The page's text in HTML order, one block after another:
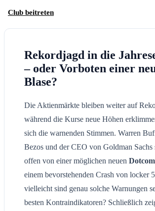
Club beitreten
Rekordjagd in die
– oder Vorboten einer
Blase?
Die Aktienmärkte bleiben weiter auf
während die Kurse neue Höhen
sich die warnenden Stimmen. Warren
Bezos und der CEO von Goldman Sachs
offen von einer möglichen neuen
einem bevorstehenden Crash von locker
vielleicht sind genau solche Warnungen
besten Kontraindikatoren? Schließlich